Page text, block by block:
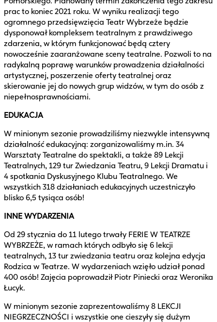
prac to koniec 2021 roku. W wyniku realizacji tego
ogromnego przedsięwzięcia Teatr Wybrzeże będzie
dysponował kompleksem teatralnym z prawdziwego
zdarzenia, w którym funkcjonować będą cztery
nowocześnie zaaranżowane sceny teatralne. Pozwoli to na
radykalną poprawę warunków prowadzenia działalności
artystycznej, poszerzenie oferty teatralnej oraz
skierowanie jej do nowych grup widzów, w tym do osób z
niepełnosprawnościami.
EDUKACJA
W minionym sezonie prowadziliśmy niezwykle intensywną
działalność edukacyjną: zorganizowaliśmy m.in. 34
Warsztaty Teatralne do spektakli, a także 89 Lekcji
Teatralnych, 129 tur Zwiedzania Teatru, 9 Lekcji Dramatu i
4 spotkania Dyskusyjnego Klubu Teatralnego. We
wszystkich 318 działaniach edukacyjnych uczestniczyło
blisko 6,5 tysiąca osób!
INNE WYDARZENIA
Od 29 stycznia do 11 lutego trwały FERIE W TEATRZE
WYBRZEŻE, w ramach których odbyło się 6 lekcji
teatralnych, 13 tur zwiedzania teatru oraz kolejna edycja
Rodzica w Teatrze. W wydarzeniach wzięło udział ponad
400 osób! Zajęcia poprowadził Piotr Piniecki oraz Weronika
Łucyk.
W minionym sezonie zaprezentowaliśmy 8 LEKCJI
NIEGRZECZNOŚCI i wszystkie one cieszyły się dużym